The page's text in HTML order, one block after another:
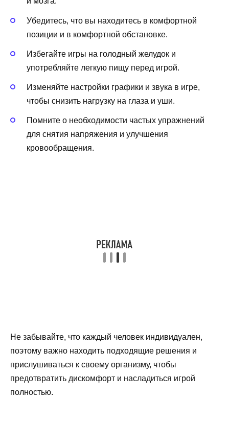
Убедитесь, что вы находитесь в комфортной
позиции и в комфортной обстановке.
Избегайте игры на голодный желудок и
употребляйте легкую пищу перед игрой.
Изменяйте настройки графики и звука в игре,
чтобы снизить нагрузку на глаза и уши.
Помните о необходимости частых упражнений
для снятия напряжения и улучшения
кровообращения.
Не забывайте, что каждый человек индивидуален,
поэтому важно находить подходящие решения и
прислушиваться к своему организму, чтобы
предотвратить дискомфорт и насладиться игрой
полностью.